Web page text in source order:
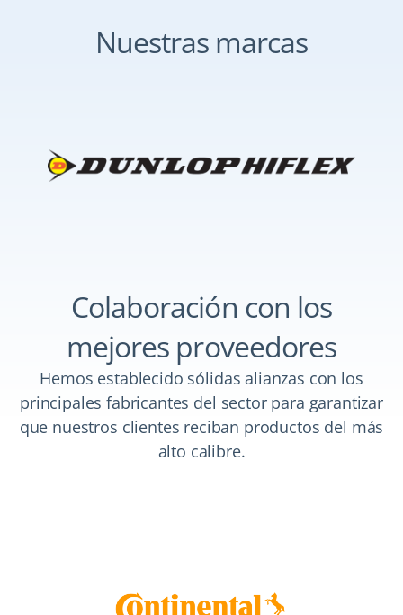
Nuestras marcas
Colaboración con los
mejores proveedores
Hemos establecido sólidas alianzas con los
principales fabricantes del sector para garantizar
que nuestros clientes reciban productos del más
alto calibre.